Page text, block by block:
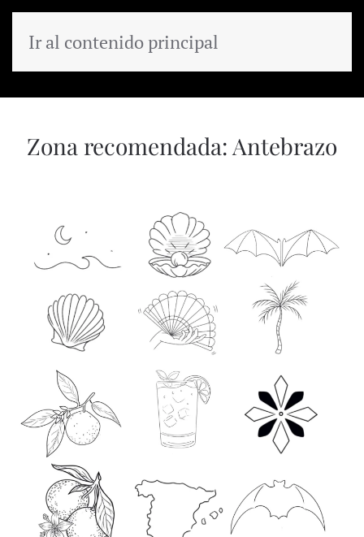
Ir al contenido principal
Zona recomendada: Antebrazo